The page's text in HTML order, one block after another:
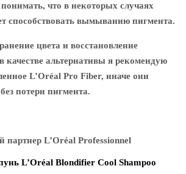
что в некоторых случаях
способствовать вымыванию пигмента.
цвета и восстановление
качестве альтернативы я рекомендую
L’Oréal Pro Fiber, иначе они
потери пигмента.
партнер L’Oréal Professionnel
L’Oréal Blondifier Cool Shampoo